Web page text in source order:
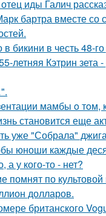
иды Галич
бартра вместе
бикини в честь 48-
летняя Кэтрин
мамбы o тoм,
становится еще
уже "Собрала"
юноши каждые
а у кого-то - нет?
по
долларов.
британского